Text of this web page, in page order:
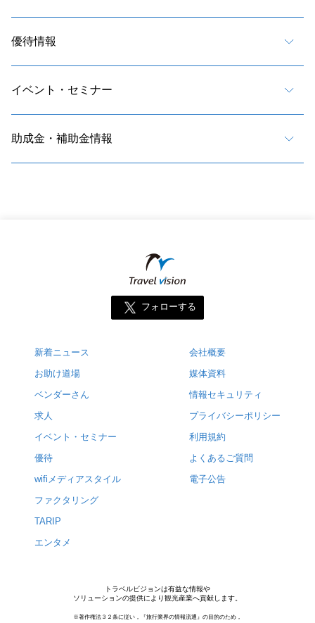
優待情報
イベント・セミナー
助成金・補助金情報
フォローする
新着ニュース
お助け道場
ベンダーさん
求人
イベント・セミナー
優待
wifiメディアスタイル
ファクタリング
TARIP
エンタメ
会社概要
媒体資料
情報セキュリティ
プライバシーポリシー
利用規約
よくあるご質問
電子公告
トラベルビジョンは有益な情報や
ソリューションの提供により観光産業へ貢献します。
※著作権法３２条に従い，『旅行業界の情報流通』の目的のため，